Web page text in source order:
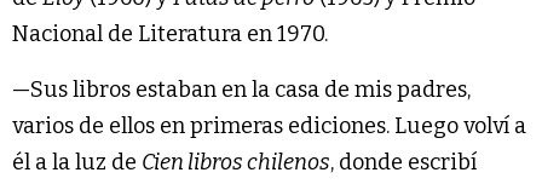
Nacional de Literatura en 1970.
—Sus libros estaban en la casa de mis padres,
varios de ellos en primeras ediciones. Luego volví a
él a la luz de Cien libros chilenos, donde escribí